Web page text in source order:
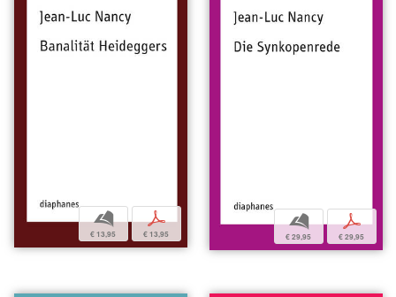
b
€ 13,95
p
€ 13,95
b
€ 29,95
p
€ 29,95